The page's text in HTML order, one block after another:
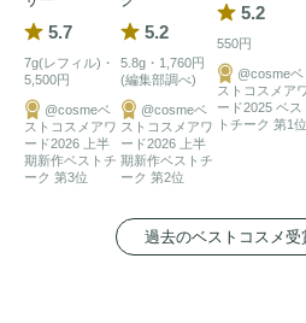
5.7
7g(レフィル)・
5,500円
@cosmeベ
ストコスメアワ
ード2026 上半
期新作ベストチ
ーク 第3位
5.2
5.8g・1,760円
(編集部調べ)
@cosmeベ
ストコスメアワ
ード2026 上半
期新作ベストチ
ーク 第2位
5.2
550円
@cosmeベ
ストコスメア
ード2025 ベス
トチーク 第1位
過去のベストコスメ受